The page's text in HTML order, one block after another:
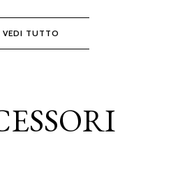
VEDI TUTTO